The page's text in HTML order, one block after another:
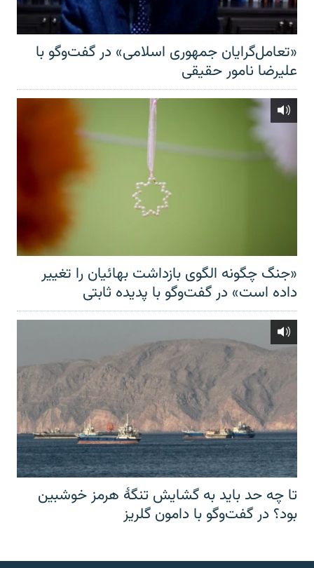
«تعامل‌گرایان جمهوری اسلامی» در گفت‌وگو با
علیرضا نامور حقیقی
«جنگ چگونه الگوی بازداشت بهائیان را تغییر
داده است» در گفت‌وگو با پدیده ثابتی
تا چه حد باید به گشایش تنگهٔ هرمز خوشبین
بود؟ در گفت‌وگو با دامون گلریز